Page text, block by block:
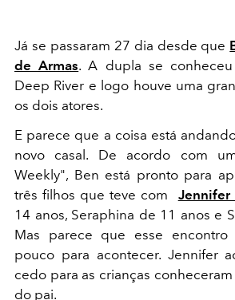
Já se passaram 27 dia desde que
de Armas. A dupla se
Deep River e logo houve uma
os dois atores.
E parece que a coisa está
novo casal. De acordo com
Weekly", Ben está pronto para
três filhos que teve com Jennifer
14 anos, Seraphina de 11 anos e
Mas parece que esse
pouco para acontecer. Jennifer
cedo para as crianças
do pai.